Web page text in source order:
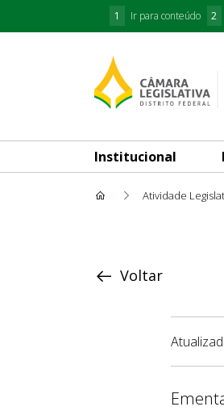
1 Ir para conteúdo 2
Institucional
Atividade
Voltar